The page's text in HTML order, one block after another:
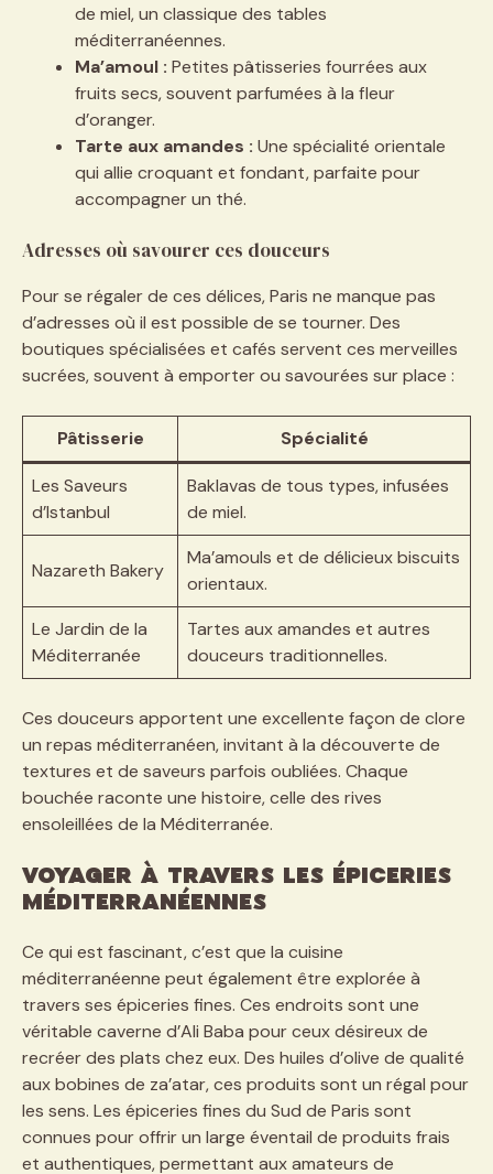
de miel, un classique des tables
méditerranéennes.
Ma’amoul : Petites pâtisseries fourrées aux
fruits secs, souvent parfumées à la fleur
d’oranger.
Tarte aux amandes : Une spécialité orientale
qui allie croquant et fondant, parfaite pour
accompagner un thé.
Adresses où savourer ces douceurs
Pour se régaler de ces délices, Paris ne manque pas
d’adresses où il est possible de se tourner. Des
boutiques spécialisées et cafés servent ces merveilles
sucrées, souvent à emporter ou savourées sur place :
Pâtisserie Spécialité
Les Saveurs
d’Istanbul
Baklavas de tous types, infusées
de miel.
Nazareth Bakery
Ma’amouls et de délicieux biscuits
orientaux.
Le Jardin de la
Méditerranée
Tartes aux amandes et autres
douceurs traditionnelles.
Ces douceurs apportent une excellente façon de clore
un repas méditerranéen, invitant à la découverte de
textures et de saveurs parfois oubliées. Chaque
bouchée raconte une histoire, celle des rives
ensoleillées de la Méditerranée.
Voyager à Travers les Épiceries
Méditerranéennes
Ce qui est fascinant, c’est que la cuisine
méditerranéenne peut également être explorée à
travers ses épiceries fines. Ces endroits sont une
véritable caverne d’Ali Baba pour ceux désireux de
recréer des plats chez eux. Des huiles d’olive de qualité
aux bobines de za’atar, ces produits sont un régal pour
les sens. Les épiceries fines du Sud de Paris sont
connues pour offrir un large éventail de produits frais
et authentiques, permettant aux amateurs de